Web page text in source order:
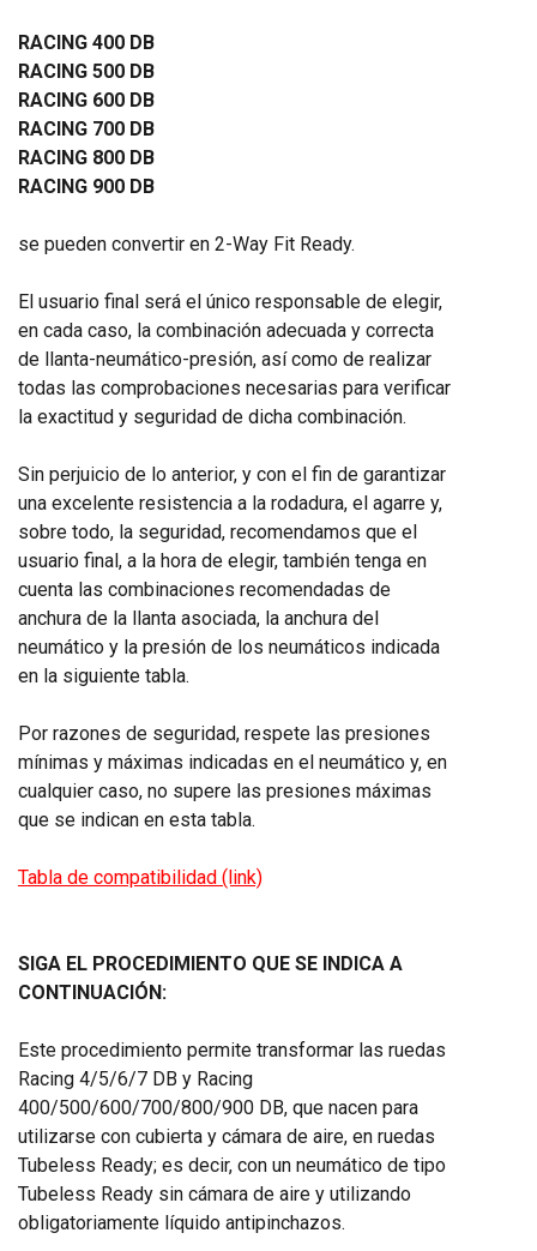
RACING 400 DB
RACING 500 DB
RACING 600 DB
RACING 700 DB
RACING 800 DB
RACING 900 DB
se pueden convertir en 2-Way Fit Ready.
El usuario final será el único responsable de elegir,
en cada caso, la combinación adecuada y correcta
de llanta-neumático-presión, así como de realizar
todas las comprobaciones necesarias para verificar
la exactitud y seguridad de dicha combinación.
Sin perjuicio de lo anterior, y con el fin de garantizar
una excelente resistencia a la rodadura, el agarre y,
sobre todo, la seguridad, recomendamos que el
usuario final, a la hora de elegir, también tenga en
cuenta las combinaciones recomendadas de
anchura de la llanta asociada, la anchura del
neumático y la presión de los neumáticos indicada
en la siguiente tabla.
Por razones de seguridad, respete las presiones
mínimas y máximas indicadas en el neumático y, en
cualquier caso, no supere las presiones máximas
que se indican en esta tabla.
Tabla de compatibilidad (link)
SIGA EL PROCEDIMIENTO QUE SE INDICA A
CONTINUACIÓN:
Este procedimiento permite transformar las ruedas
Racing 4/5/6/7 DB y Racing
400/500/600/700/800/900 DB, que nacen para
utilizarse con cubierta y cámara de aire, en ruedas
Tubeless Ready; es decir, con un neumático de tipo
Tubeless Ready sin cámara de aire y utilizando
obligatoriamente líquido antipinchazos.